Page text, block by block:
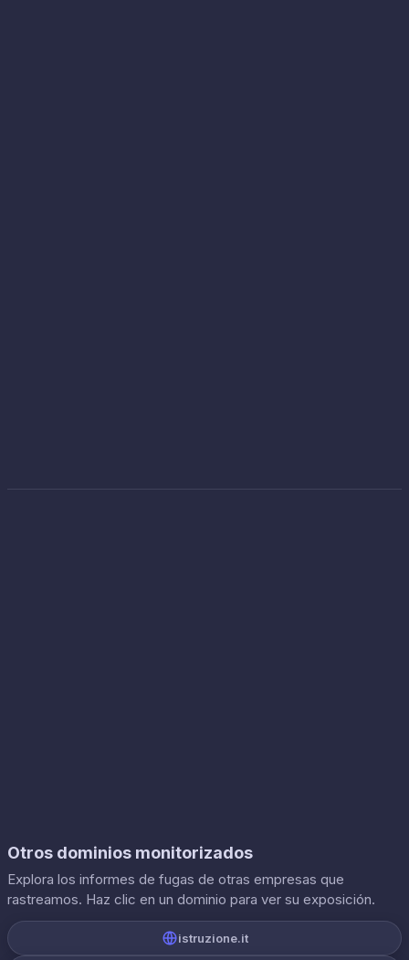
Otros dominios monitorizados
Explora los informes de fugas de otras empresas que
rastreamos. Haz clic en un dominio para ver su exposición.
istruzione.it